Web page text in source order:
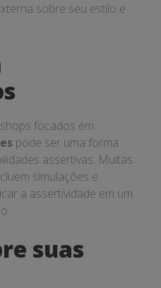
sobre seu estilo e
focados em
pode ser uma forma
assertivas. Muitas
simulações e
a assertividade em um
suas